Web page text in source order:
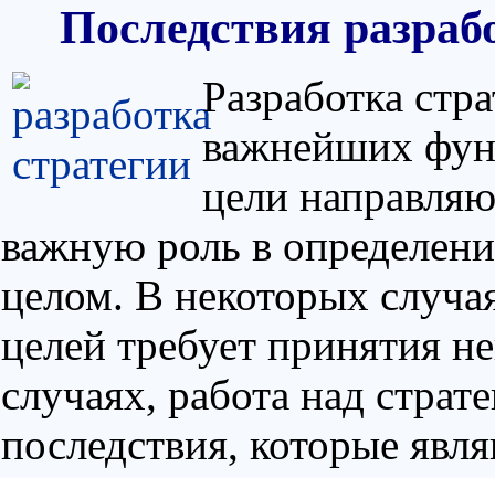
Последствия
Разработка
важнейших
цели
важную роль в
целом. В некоторых
целей требует принятия
случаях, работа над
последствия, которые